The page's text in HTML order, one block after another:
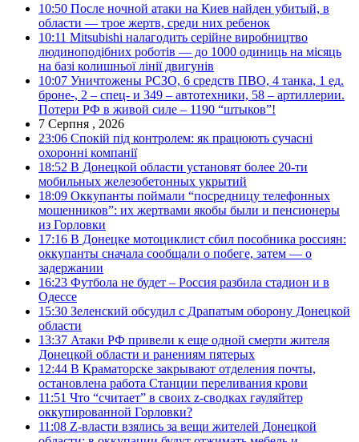
10:50 После ночной атаки на Киев найден убитый, в
области — трое жертв, среди них ребенок
10:11 Mitsubishi налагодить серійне виробництво
людиноподібних роботів — до 1000 одиниць на місяць
на базі колишньої лінії двигунів
10:07 Уничтожены РСЗО, 6 средств ПВО, 4 танка, 1 ед.
броне-, 2 – спец- и 349 – автотехники, 58 – артиллерии.
Потери РФ в живой силе – 1190 “штыков”!
7 Серпня , 2026
23:06 Спокій під контролем: як працюють сучасні
охоронні компанії
18:52 В Донецкой области установят более 20-ти
мобильных железобетонных укрытий
18:09 Оккупанты поймали “посредницу телефонных
мошенников”: их жертвами якобы были и пенсионеры
из Горловки
17:16 В Донецке мотоциклист сбил пособника россиян:
оккупанты сначала сообщали о побеге, затем — о
задержании
16:23 Футбола не будет – Россия разбила стадион и в
Одессе
15:30 Зеленский обсудил с Драпатым оборону Донецкой
области
13:37 Атаки РФ привели к еще одной смерти жителя
Донецкой области и ранениям пятерых
12:44 В Краматорске закрывают отделения почты,
остановлена работа Станции переливания крови
11:51 Что “считает” в своих z-сводках гауляйтер
оккупированной Горловки?
11:08 Z-власти взялись за вещи жителей Донецкой